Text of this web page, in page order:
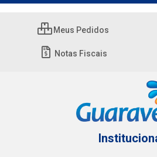
Meus Pedidos
Notas Fiscais